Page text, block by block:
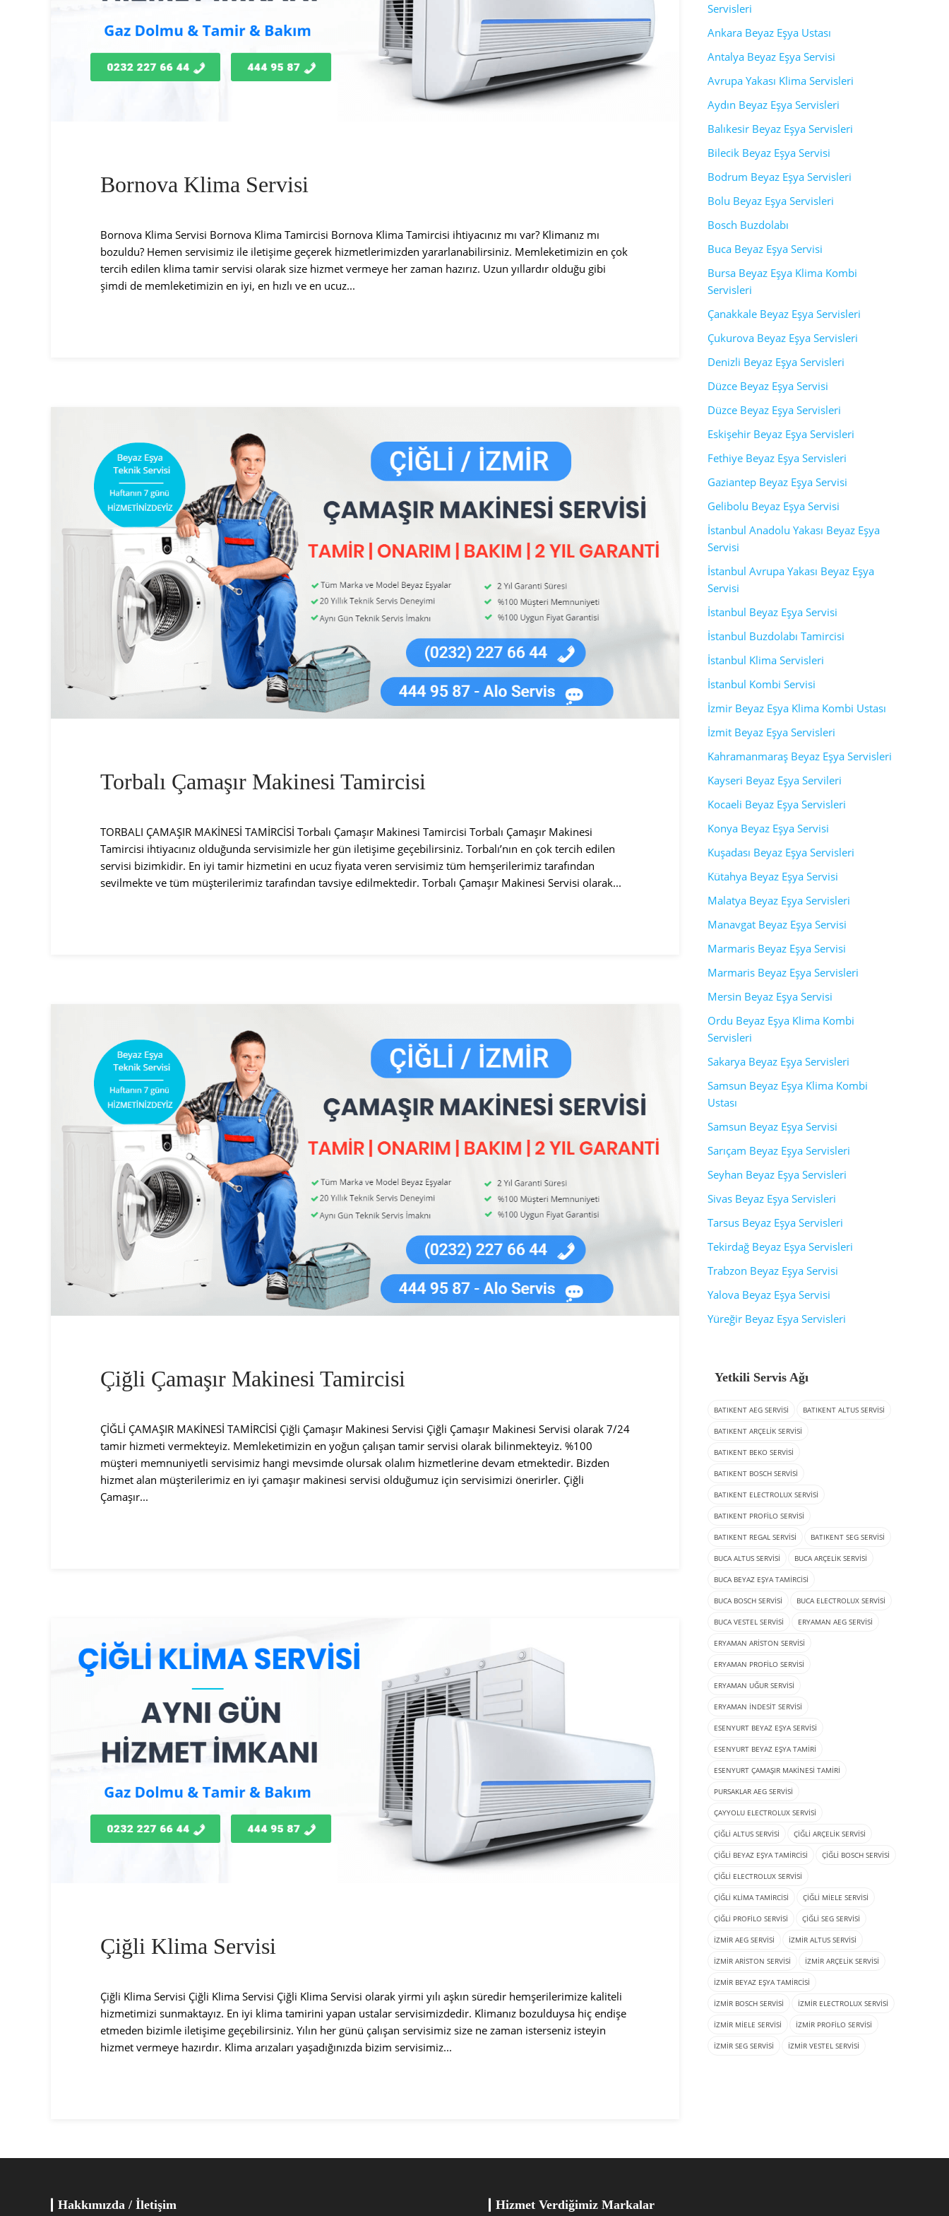
Bornova Klima Servisi
Bornova Klima Servisi Bornova Klima Tamircisi Bornova Klima Tamircisi ihtiyacınız mı var? Klimanız mı
bozuldu? Hemen servisimiz ile iletişime geçerek hizmetlerimizden yararlanabilirsiniz. Memleketimizin en çok
tercih edilen klima tamir servisi olarak size hizmet vermeye her zaman hazırız. Uzun yıllardır olduğu gibi
şimdi de memleketimizin en iyi, en hızlı ve en ucuz...
Torbalı Çamaşır Makinesi Tamircisi
TORBALI ÇAMAŞIR MAKİNESİ TAMİRCİSİ Torbalı Çamaşır Makinesi Tamircisi Torbalı Çamaşır Makinesi
Tamircisi ihtiyacınız olduğunda servisimizle her gün iletişime geçebilirsiniz. Torbalı’nın en çok tercih edilen
servisi bizimkidir. En iyi tamir hizmetini en ucuz fiyata veren servisimiz tüm hemşerilerimiz tarafından
sevilmekte ve tüm müşterilerimiz tarafından tavsiye edilmektedir. Torbalı Çamaşır Makinesi Servisi olarak...
Çiğli Çamaşır Makinesi Tamircisi
ÇİĞLİ ÇAMAŞIR MAKİNESİ TAMİRCİSİ Çiğli Çamaşır Makinesi Servisi Çiğli Çamaşır Makinesi Servisi olarak 7/24
tamir hizmeti vermekteyiz. Memleketimizin en yoğun çalışan tamir servisi olarak bilinmekteyiz. %100
müşteri memnuniyetli servisimiz hangi mevsimde olursak olalım hizmetlerine devam etmektedir. Bizden
hizmet alan müşterilerimiz en iyi çamaşır makinesi servisi olduğumuz için servisimizi önerirler. Çiğli
Çamaşır...
Çiğli Klima Servisi
Çiğli Klima Servisi Çiğli Klima Servisi Çiğli Klima Servisi olarak yirmi yılı aşkın süredir hemşerilerimize kaliteli
hizmetimizi sunmaktayız. En iyi klima tamirini yapan ustalar servisimizdedir. Klimanız bozulduysa hiç endişe
etmeden bizimle iletişime geçebilirsiniz. Yılın her günü çalışan servisimiz size ne zaman isterseniz isteyin
hizmet vermeye hazırdır. Klima arızaları yaşadığınızda bizim servisimiz...
Servisleri
Ankara Beyaz Eşya Ustası
Antalya Beyaz Eşya Servisi
Avrupa Yakası Klima Servisleri
Aydın Beyaz Eşya Servisleri
Balıkesir Beyaz Eşya Servisleri
Bilecik Beyaz Eşya Servisi
Bodrum Beyaz Eşya Servisleri
Bolu Beyaz Eşya Servisleri
Bosch Buzdolabı
Buca Beyaz Eşya Servisi
Bursa Beyaz Eşya Klima Kombi
Servisleri
Çanakkale Beyaz Eşya Servisleri
Çukurova Beyaz Eşya Servisleri
Denizli Beyaz Eşya Servisleri
Düzce Beyaz Eşya Servisi
Düzce Beyaz Eşya Servisleri
Eskişehir Beyaz Eşya Servisleri
Fethiye Beyaz Eşya Servisleri
Gaziantep Beyaz Eşya Servisi
Gelibolu Beyaz Eşya Servisi
İstanbul Anadolu Yakası Beyaz Eşya
Servisi
İstanbul Avrupa Yakası Beyaz Eşya
Servisi
İstanbul Beyaz Eşya Servisi
İstanbul Buzdolabı Tamircisi
İstanbul Klima Servisleri
İstanbul Kombi Servisi
İzmir Beyaz Eşya Klima Kombi Ustası
İzmit Beyaz Eşya Servisleri
Kahramanmaraş Beyaz Eşya Servisleri
Kayseri Beyaz Eşya Servileri
Kocaeli Beyaz Eşya Servisleri
Konya Beyaz Eşya Servisi
Kuşadası Beyaz Eşya Servisleri
Kütahya Beyaz Eşya Servisi
Malatya Beyaz Eşya Servisleri
Manavgat Beyaz Eşya Servisi
Marmaris Beyaz Eşya Servisi
Marmaris Beyaz Eşya Servisleri
Mersin Beyaz Eşya Servisi
Ordu Beyaz Eşya Klima Kombi
Servisleri
Sakarya Beyaz Eşya Servisleri
Samsun Beyaz Eşya Klima Kombi
Ustası
Samsun Beyaz Eşya Servisi
Sarıçam Beyaz Eşya Servisleri
Seyhan Beyaz Eşya Servisleri
Sivas Beyaz Eşya Servisleri
Tarsus Beyaz Eşya Servisleri
Tekirdağ Beyaz Eşya Servisleri
Trabzon Beyaz Eşya Servisi
Yalova Beyaz Eşya Servisi
Yüreğir Beyaz Eşya Servisleri
Yetkili Servis Ağı
BATIKENT AEG SERVISI BATIKENT ALTUS SERVISI
BATIKENT ARÇELIK SERVISI
BATIKENT BEKO SERVISI
BATIKENT BOSCH SERVISI
BATIKENT ELECTROLUX SERVISI
BATIKENT PROFILO SERVISI
BATIKENT REGAL SERVISI BATIKENT SEG SERVISI
BUCA ALTUS SERVISI BUCA ARÇELIK SERVISI
BUCA BEYAZ EŞYA TAMIRCISI
BUCA BOSCH SERVISI BUCA ELECTROLUX SERVISI
BUCA VESTEL SERVISI ERYAMAN AEG SERVISI
ERYAMAN ARISTON SERVISI
ERYAMAN PROFILO SERVISI
ERYAMAN UĞUR SERVISI
ERYAMAN İNDESIT SERVISI
ESENYURT BEYAZ EŞYA SERVISI
ESENYURT BEYAZ EŞYA TAMIRI
ESENYURT ÇAMAŞIR MAKINESI TAMIRI
PURSAKLAR AEG SERVISI
ÇAYYOLU ELECTROLUX SERVISI
ÇIĞLI ALTUS SERVISI ÇIĞLI ARÇELIK SERVISI
ÇIĞLI BEYAZ EŞYA TAMIRCISI ÇIĞLI BOSCH SERVISI
ÇIĞLI ELECTROLUX SERVISI
ÇIĞLI KLIMA TAMIRCISI ÇIĞLI MIELE SERVISI
ÇIĞLI PROFILO SERVISI ÇIĞLI SEG SERVISI
İZMIR AEG SERVISI İZMIR ALTUS SERVISI
İZMIR ARISTON SERVISI İZMIR ARÇELIK SERVISI
İZMIR BEYAZ EŞYA TAMIRCISI
İZMIR BOSCH SERVISI İZMIR ELECTROLUX SERVISI
İZMIR MIELE SERVISI İZMIR PROFILO SERVISI
İZMIR SEG SERVISI İZMIR VESTEL SERVISI
Hakkımızda / İletişim Hizmet Verdiğimiz Markalar